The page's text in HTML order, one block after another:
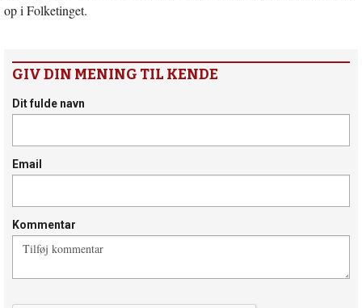
op i Folketinget.
GIV DIN MENING TIL KENDE
Dit fulde navn
Email
Kommentar